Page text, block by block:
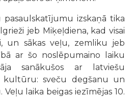
pasaulskatījumu izskaņā tika
jeb Miķeļdiena, kad visai
un sākas veļu, zemliku jeb
ar šo noslēpumaino laiku
sanākušos ar latviešu
sveču degšanu un
laika beigas iezīmējas 10.